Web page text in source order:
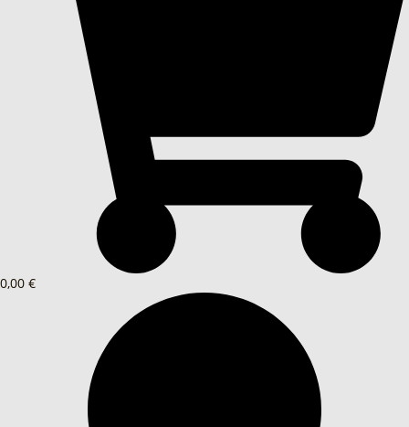
0,00 €